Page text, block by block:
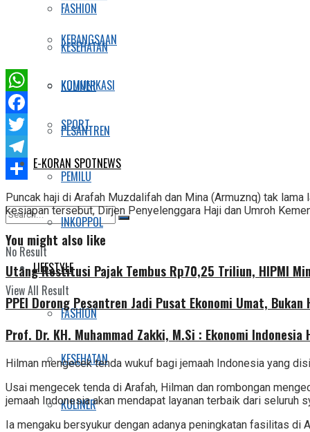
FASHION
KESEHATAN
KULINER
SPORT
E-KORAN SPOTNEWS
No Result
View All Result
KEBANGSAAN
KOMUNIKASI
PESANTREN
PEMILU
INKOPPOL
LIFESTYLE
FASHION
KESEHATAN
KULINER
WhatsApp
Facebook
Twitter
Telegram
Share
Puncak haji di Arafah Muzdalifah dan Mina (Armuznq) tak
kesiapan tersebut, Dirjen Penyelenggara Haji dan Umroh
You might also like
Utang Restitusi Pajak Tembus Rp70,25 Triliun, HIPMI
PPEI Dorong Pesantren Jadi Pusat Ekonomi Umat, Bukan
Prof. Dr. KH. Muhammad Zakki, M.Si : Ekonomi
Hilman mengecek tenda wukuf bagi jemaah Indonesia yang
Usai mengecek tenda di Arafah, Hilman dan rombongan
jemaah Indonesia akan mendapat layanan terbaik dari seluruh
Ia mengaku bersyukur dengan adanya peningkatan fasilitas di